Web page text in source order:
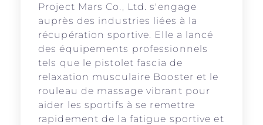
Project Mars Co., Ltd. s'engage
auprès des industries liées à la
récupération sportive. Elle a lancé
des équipements professionnels
tels que le pistolet fascia de
relaxation musculaire Booster et le
rouleau de massage vibrant pour
aider les sportifs à se remettre
rapidement de la fatigue sportive et